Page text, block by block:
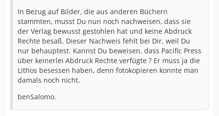
In Bezug auf Bilder, die aus anderen Büchern
stammten, musst Du nun noch nachweisen, dass sie
der Verlag bewusst gestohlen hat und keine Abdruck
Rechte besaß. Dieser Nachweis fehlt bei Dir, weil Du
nur behauptest. Kannst Du beweisen, dass Pacific Press
über keinerlei Abdruck Rechte verfügte ? Er muss ja die
Lithos besessen haben, denn fotokopieren konnte man
damals noch nicht.
benSalomo.